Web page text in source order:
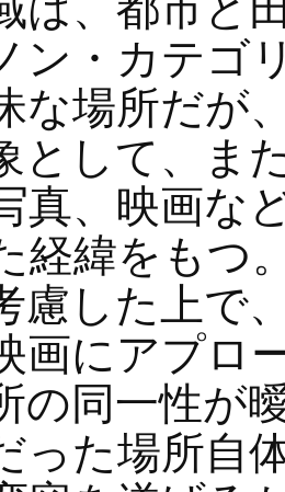
ン・カテゴ
な場所だが
として、ま
真、映画な
経緯をもつ
慮した上で
画にアプロ
の同一性が
った場所自